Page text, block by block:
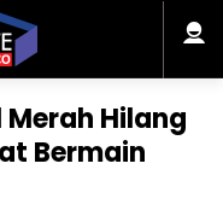
Merah Hilang
Bermain